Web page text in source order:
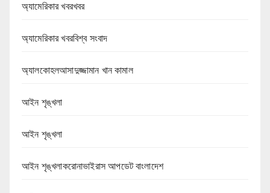
অ্যামেরিকার খবরখবর
অ্যামেরিকার খবরবিশ্ব সংবাদ
অ্যালকোহলআসাদুজ্জামান খান কামাল
আইন শৃঙ্খলা
আইন শৃঙ্খলা
আইন শৃঙ্খলাকরোনাভাইরাস আপডেট বাংলাদেশ